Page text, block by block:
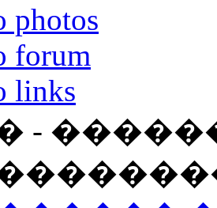
photos
forum
links
-